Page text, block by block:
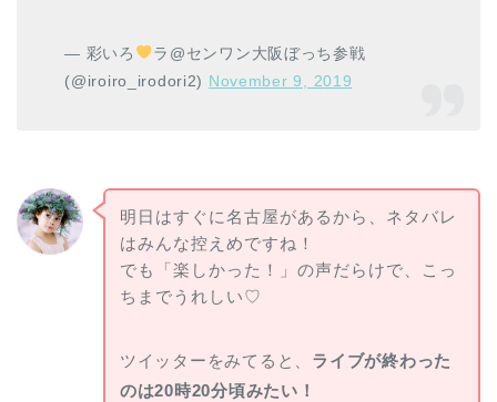
— 彩いろ
ラ@センワン大阪ぼっち参戦
(@iroiro_irodori2) November 9, 2019
明日はすぐに名古屋があるから、ネタバレ
はみんな控えめですね！
でも「楽しかった！」の声だらけで、こっ
ちまでうれしい♡
ツイッターをみてると、 ライブが終わった
のは20時20分頃みたい！